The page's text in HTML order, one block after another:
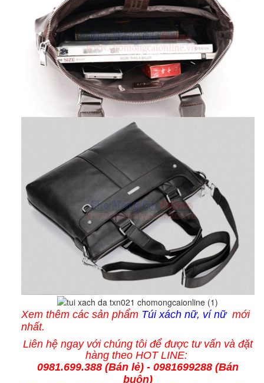
Xem thêm các sản phẩm Túi xách nữ, ví nữmới
nhất.
Liên hệ ngay với chúng tôi để được tư vấn và đặt
hàngtheo HOT LINE:
0981.699.388 (Bán lẻ) - 0981699288 (Bán
buôn)